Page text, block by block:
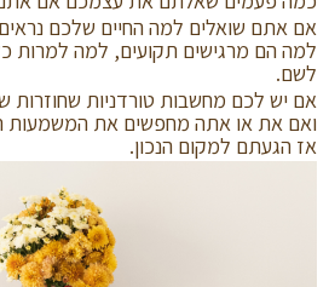
אם אתם שואלים למה החיים שלכם
למה הם מרגישים תקועים, למה למרות
לשם.
אם יש לכם מחשבות טורדניות שחוזרות
ואם את או אתה מחפשים את המשמעות
אז הגעתם למקום הנכון.